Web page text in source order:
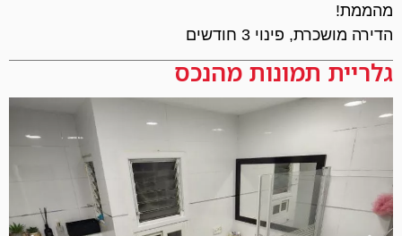
מהממת!
הדירה מושכרת, פינוי 3 חודשים
גלריית תמונות מהנכס